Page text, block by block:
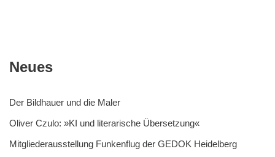
Neues
Der Bildhauer und die Maler
Oliver Czulo: »KI und literarische Übersetzung«
Mitgliederausstellung Funkenflug der GEDOK Heidelberg